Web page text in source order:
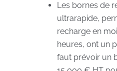
Les bornes de
ultrarapide,
recharge en
heures, ont un
faut prévoir un